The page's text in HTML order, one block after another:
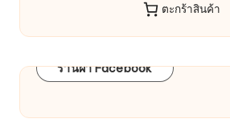
ตะกร้าสินค้า
ร้านผ้า Facebook